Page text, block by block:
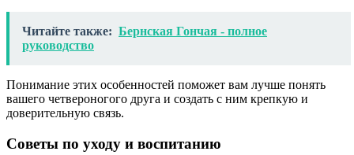
Читайте также: Бернская Гончая - полное
руководство
Понимание этих особенностей поможет вам лучше понять
вашего четвероногого друга и создать с ним крепкую и
доверительную связь.
Советы по уходу и воспитанию